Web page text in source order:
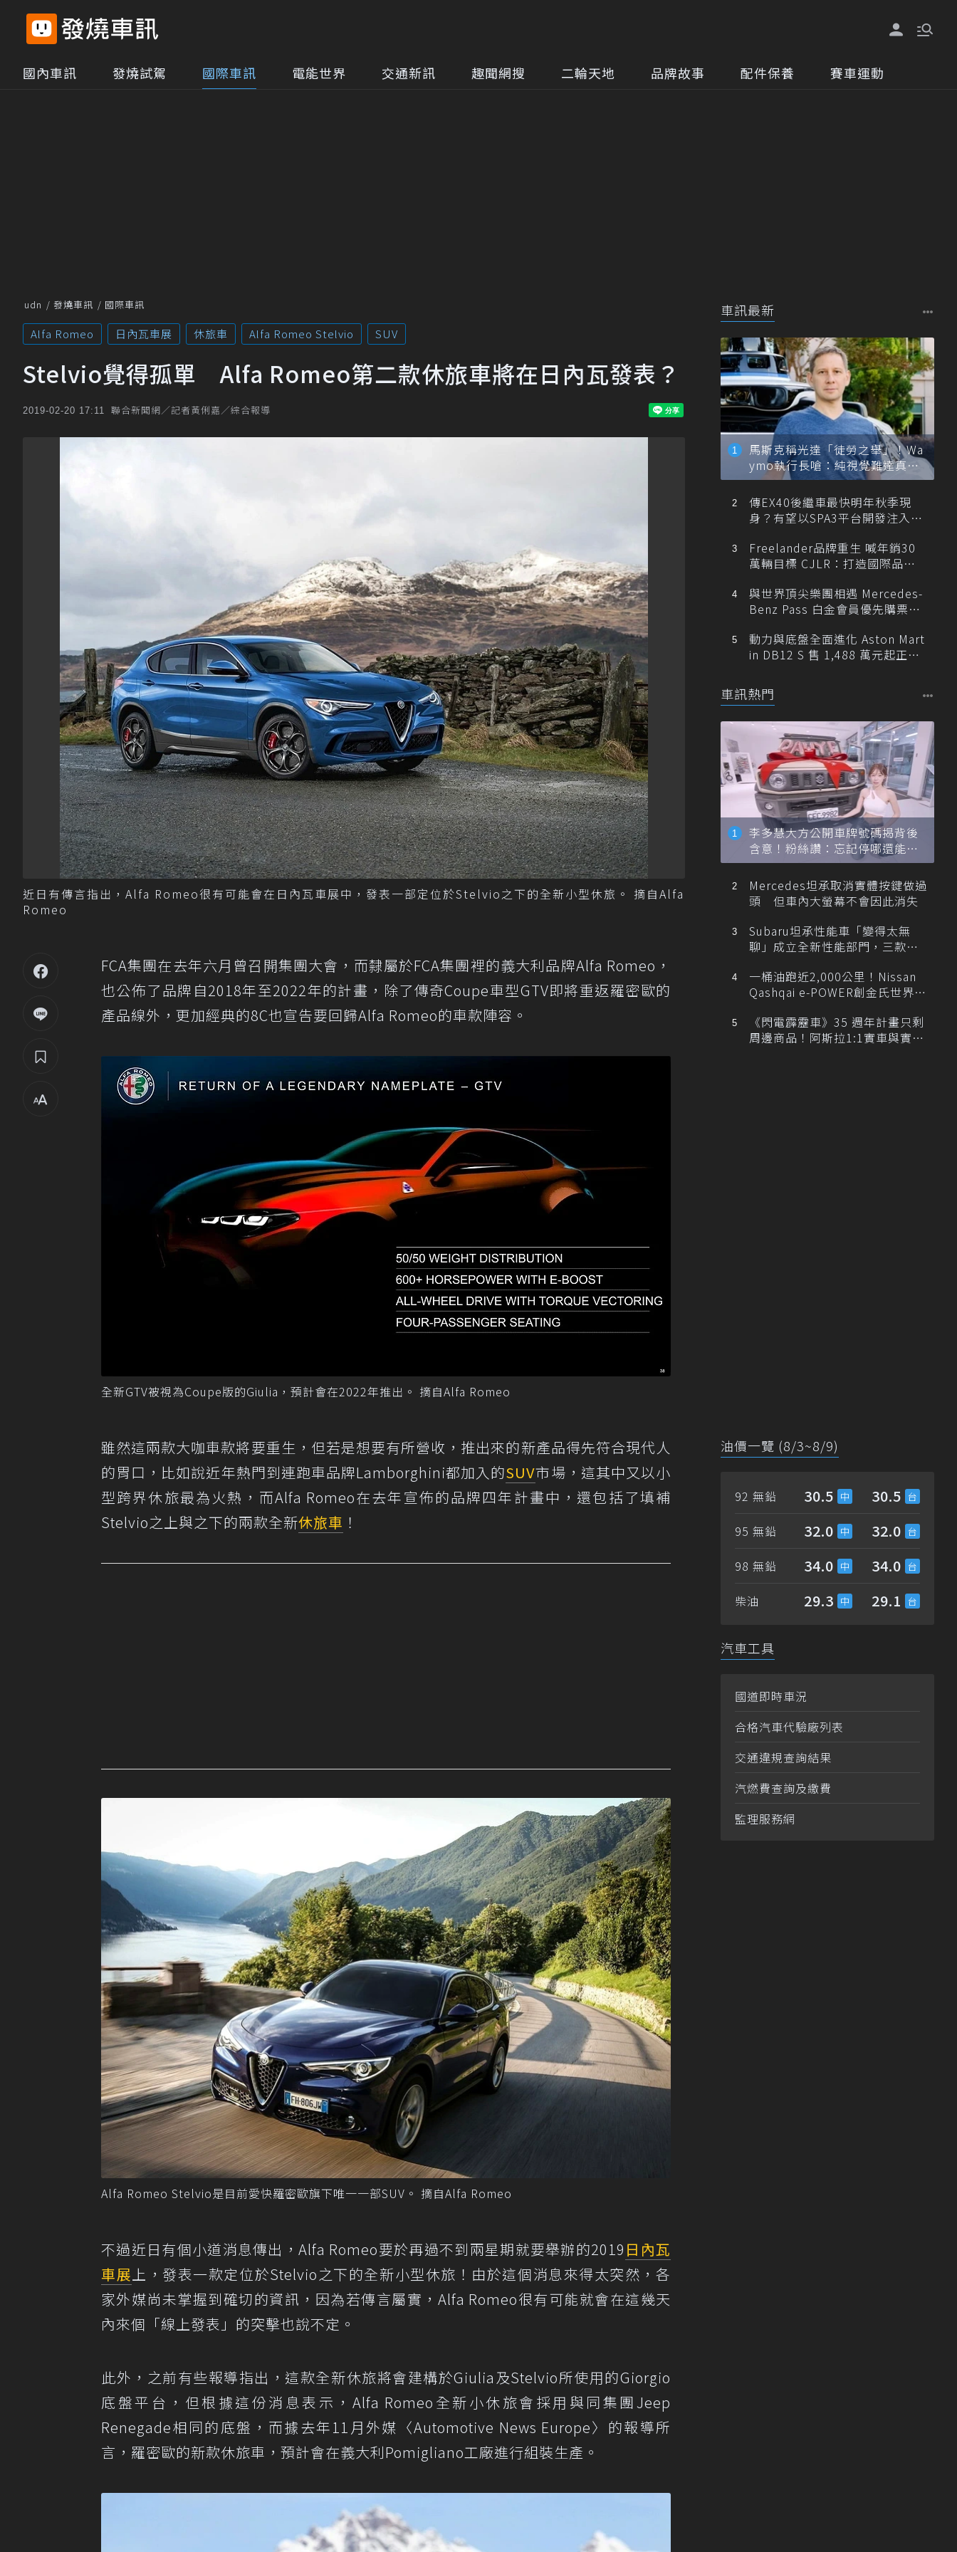
國內車訊 發燒試駕 國際車訊 電能世界 交通新訊 趣聞網搜 二輪天地 品牌故事 配件保養 賽車運動
udn 發燒車訊 國際車訊
Alfa Romeo 日內瓦車展 休旅車 Alfa Romeo Stelvio SUV
Stelvio覺得孤單 Alfa Romeo第二款休旅車將在日內瓦發表？
2019-02-20 17:11 聯合新聞網／記者黃俐嘉／綜合報導
近日有傳言指出，Alfa Romeo很有可能會在日內瓦車展中，發表一部定位於Stelvio之下的全新小型休旅。 摘自Alfa
Romeo
FCA集團在去年六月曾召開集團大會，而隸屬於FCA集團裡的義大利品牌Alfa Romeo，
也公佈了品牌自2018年至2022年的計畫，除了傳奇Coupe車型GTV即將重返羅密歐的
產品線外，更加經典的8C也宣告要回歸Alfa Romeo的車款陣容。
全新GTV被視為Coupe版的Giulia，預計會在2022年推出。 摘自Alfa Romeo
雖然這兩款大咖車款將要重生，但若是想要有所營收，推出來的新產品得先符合現代人
的胃口，比如說近年熱門到連跑車品牌Lamborghini都加入的SUV市場，這其中又以小
型跨界休旅最為火熱，而Alfa Romeo在去年宣佈的品牌四年計畫中，還包括了填補
Stelvio之上與之下的兩款全新休旅車 ！
Alfa Romeo Stelvio是目前愛快羅密歐旗下唯一一部SUV。 摘自Alfa Romeo
不過近日有個小道消息傳出，Alfa Romeo要於再過不到兩星期就要舉辦的2019 日內瓦
車展 上，發表一款定位於Stelvio之下的全新小型休旅！由於這個消息來得太突然，各
家外媒尚未掌握到確切的資訊，因為若傳言屬實，Alfa Romeo很有可能就會在這幾天
內來個「線上發表」的突擊也說不定。
此外，之前有些報導指出，這款全新休旅將會建構於Giulia及Stelvio所使用的Giorgio
底盤平台，但根據這份消息表示，Alfa Romeo全新小休旅會採用與同集團Jeep
Renegade相同的底盤，而據去年11月外媒〈Automotive News Europe〉的報導所
言，羅密歐的新款休旅車，預計會在義大利Pomigliano工廠進行組裝生產。
車訊最新
馬斯克稱光達「徒勞之舉」！Wa
ymo執行長嗆：純視覺難達真正
自動駕駛
傳EX40後繼車最快明年秋季現
身？有望以SPA3平台開發注入80
Freelander品牌重生 喊年銷30
萬輛目標 CJLR：打造國際品牌
與世界頂尖樂團相遇 Mercedes-
Benz Pass 白金會員優先購票維
動力與底盤全面進化 Aston Mart
in DB12 S 售 1,488 萬元起正式
車訊熱門
李多慧大方公開車牌號碼揭背後
含意！粉絲讚：忘記停哪還能幫
忙找車
Mercedes坦承取消實體按鍵做過
頭 但車內大螢幕不會因此消失
Subaru坦承性能車「變得太無
聊」成立全新性能部門，三款手
一桶油跑近2,000公里！Nissan
Qashqai e-POWER創金氏世界紀
《閃電霹靂車》35 週年計畫只剩
周邊商品！阿斯拉1:1實車與實體
油價一覽 (8/3~8/9)
92 無鉛 30.5 30.5
95 無鉛 32.0 32.0
98 無鉛 34.0 34.0
柴油 29.3 29.1
汽車工具
國道即時車況
合格汽車代驗廠列表
交通違規查詢結果
汽燃費查詢及繳費
監理服務網